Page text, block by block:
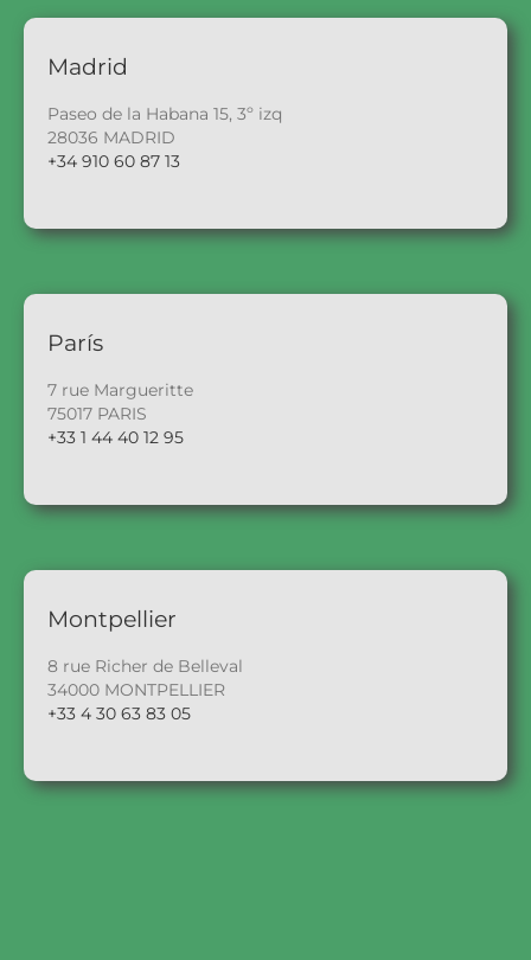
Madrid
Paseo de la Habana 15, 3º izq
28036 MADRID
+34 910 60 87 13
París
7 rue Margueritte
75017 PARIS
+33 1 44 40 12 95
Montpellier
8 rue Richer de Belleval
34000 MONTPELLIER
+33 4 30 63 83 05